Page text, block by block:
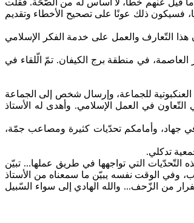
فسيكون ذلك عونًا على تصحيح الأخطاء وتقديم
هذا التّعارف والعمل على خدمة الفكر الإسلامي
العاصمة، في منطقة برج الكيفان. تمّ الّلقاء في
العنكبوتية للجماعة، وإرسال شخص إلى الجماعة
في العمل الإسلامي. وأهدى له الأستاذ
في جهاد، وأمامكم تحدّيات كثيرة ومصاعب جمّة،
تدكلي.
التّحدّيات التي تواجهها في طريق عملها... تبيّن
وفي الوقت نفسه يبيّن ما سمعناه من الأستاذ
من الزّحف... والله الهادي إلى سواء السّبيل